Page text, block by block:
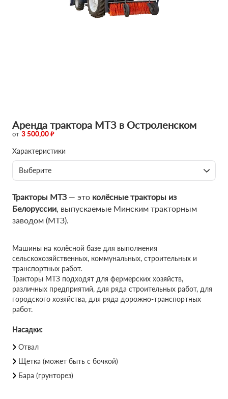
Аренда трактора МТЗ в Остроленском
от 3 500,00 ₽
Характеристики
Выберите
Тракторы МТЗ — это колёсные тракторы из
Белоруссии, выпускаемые Минским тракторным
заводом (МТЗ).
Машины на колёсной базе для выполнения
сельскохозяйственных, коммунальных, строительных и
транспортных работ.
Тракторы МТЗ подходят для фермерских хозяйств,
различных предприятий, для ряда строительных работ, для
городского хозяйства, для ряда дорожно-транспортных
работ.
Насадки:
Отвал
Щетка (может быть с бочкой)
Бара (грунторез)